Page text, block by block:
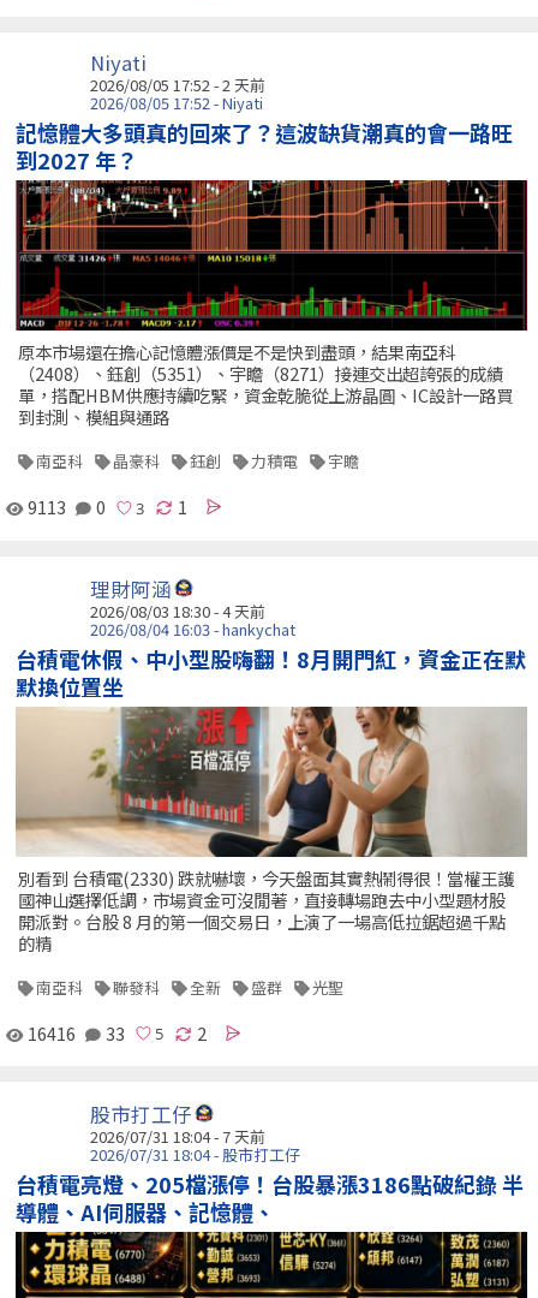
Niyati
2026/08/05 17:52 - 2 天前
2026/08/05 17:52 - Niyati
記憶體大多頭真的回來了？這波缺貨潮真的會一路旺
到2027 年？
原本市場還在擔心記憶體漲價是不是快到盡頭，結果南亞科
（2408）、鈺創（5351）、宇瞻（8271）接連交出超誇張的成績
單，搭配HBM供應持續吃緊，資金乾脆從上游晶圓、IC設計一路買
到封測、模組與通路
南亞科 晶豪科 鈺創 力積電 宇瞻
9113 0 1
理財阿涵
2026/08/03 18:30 - 4 天前
2026/08/04 16:03 - hankychat
台積電休假、中小型股嗨翻！8月開門紅，資金正在默
默換位置坐
別看到 台積電(2330) 跌就嚇壞，今天盤面其實熱鬧得很！當權王護
國神山選擇低調，市場資金可沒閒著，直接轉場跑去中小型題材股
開派對。台股 8 月的第一個交易日，上演了一場高低拉鋸超過千點
的精
南亞科 聯發科 全新 盛群 光聖
16416 33 2
股市打工仔
2026/07/31 18:04 - 7 天前
2026/07/31 18:04 - 股市打工仔
台積電亮燈、205檔漲停！台股暴漲3186點破紀錄 半
導體、AI伺服器、記憶體、